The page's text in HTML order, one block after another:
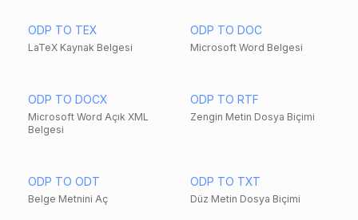
ODP TO TEX
LaTeX Kaynak Belgesi
ODP TO DOC
Microsoft Word Belgesi
ODP TO DOCX
Microsoft Word Açık XML
Belgesi
ODP TO RTF
Zengin Metin Dosya Biçimi
ODP TO ODT
Belge Metnini Aç
ODP TO TXT
Düz Metin Dosya Biçimi